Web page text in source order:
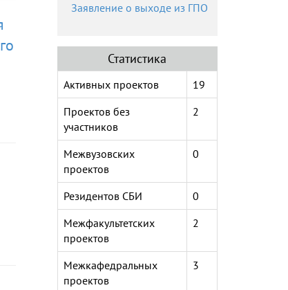
Заявление о выходе из ГПО
Статистика
Активных проектов
19
Проектов без
учаcтников
2
Межвузовских
проектов
0
Резидентов СБИ
0
Межфакультетских
проектов
2
Межкафедральных
проектов
3